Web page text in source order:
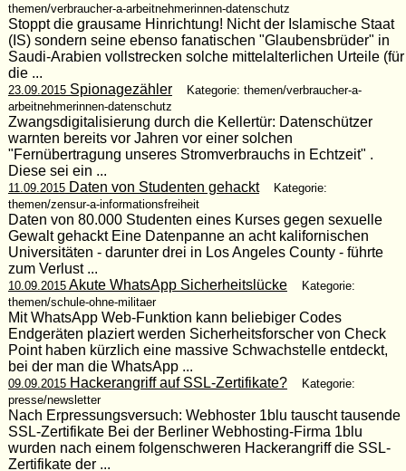
themen/verbraucher-a-arbeitnehmerinnen-datenschutz
Stoppt die grausame Hinrichtung! Nicht der Islamische Staat
(IS) sondern seine ebenso fanatischen "Glaubensbrüder" in
Saudi-Arabien vollstrecken solche mittelalterlichen Urteile (für
die ...
23.09.2015Spionagezähler
Kategorie: themen/verbraucher-a-
arbeitnehmerinnen-datenschutz
Zwangsdigitalisierung durch die Kellertür: Datenschützer
warnten bereits vor Jahren vor einer solchen
"Fernübertragung unseres Stromverbrauchs in Echtzeit" .
Diese sei ein ...
11.09.2015Daten von Studenten gehackt
Kategorie:
themen/zensur-a-informationsfreiheit
Daten von 80.000 Studenten eines Kurses gegen sexuelle
Gewalt gehackt Eine Datenpanne an acht kalifornischen
Universitäten - darunter drei in Los Angeles County - führte
zum Verlust ...
10.09.2015Akute WhatsApp Sicherheitslücke
Kategorie:
themen/schule-ohne-militaer
Mit WhatsApp Web-Funktion kann beliebiger Codes
Endgeräten plaziert werden Sicherheitsforscher von Check
Point haben kürzlich eine massive Schwachstelle entdeckt,
bei der man die WhatsApp ...
09.09.2015Hackerangriff auf SSL-Zertifikate?
Kategorie:
presse/newsletter
Nach Erpressungsversuch: Webhoster 1blu tauscht tausende
SSL-Zertifikate Bei der Berliner Webhosting-Firma 1blu
wurden nach einem folgenschweren Hackerangriff die SSL-
Zertifikate der ...